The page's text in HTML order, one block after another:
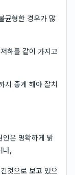
균형한 경우가 많
하를 같이 가지고
지 좋게 해야 잘치
인은 명확하게 밝
,
것으로 보고 있으